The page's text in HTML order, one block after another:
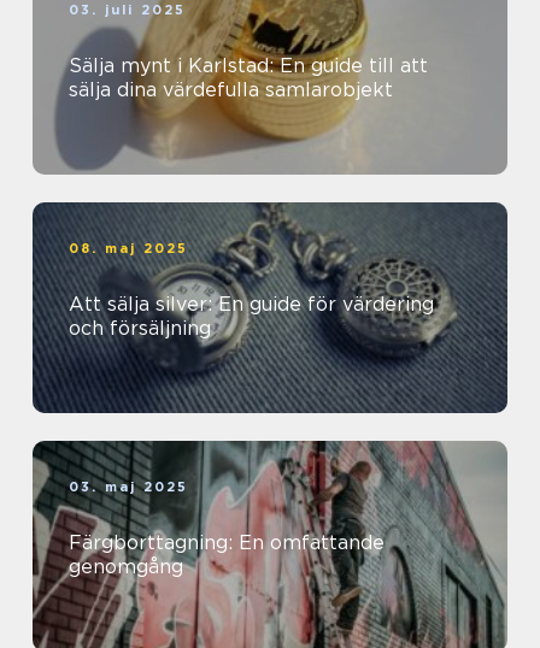
03. juli 2025
Sälja mynt i Karlstad: En guide till att
sälja dina värdefulla samlarobjekt
08. maj 2025
Att sälja silver: En guide för värdering
och försäljning
03. maj 2025
Färgborttagning: En omfattande
genomgång